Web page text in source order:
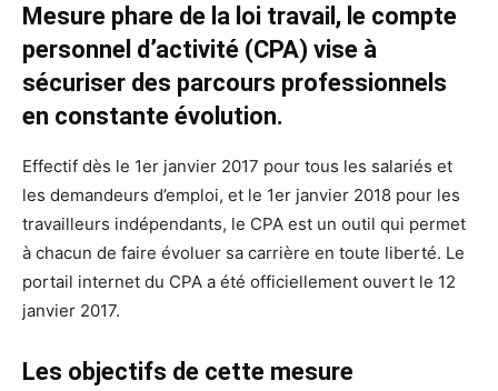
Mesure phare de la loi travail, le compte
personnel d’activité (CPA) vise à
sécuriser des parcours professionnels
en constante évolution.
Effectif dès le 1er janvier 2017 pour tous les salariés et
les demandeurs d’emploi, et le 1er janvier 2018 pour les
travailleurs indépendants, le CPA est un outil qui permet
à chacun de faire évoluer sa carrière en toute liberté. Le
portail internet du CPA a été officiellement ouvert le 12
janvier 2017.
Les objectifs de cette mesure